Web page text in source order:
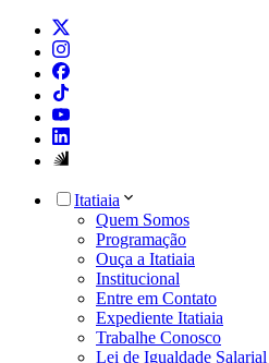
Itatiaia
Quem Somos
Programação
Ouça a Itatiaia
Institucional
Entre em Contato
Expediente Itatiaia
Trabalhe Conosco
Lei de Igualdade Salarial